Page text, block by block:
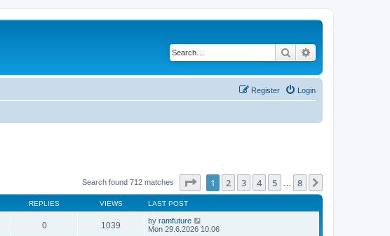
Search
Login
Register
Search found 712 matches Page of 8
1 2 3 4 5 8
REPLIES VIEWS LAST POST
0 1039 by ramfuture
Mon 29.6.2026 10.06